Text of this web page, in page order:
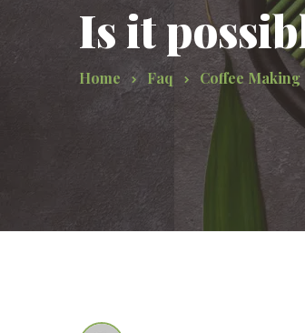
Is it
Home Faq Coffee Making